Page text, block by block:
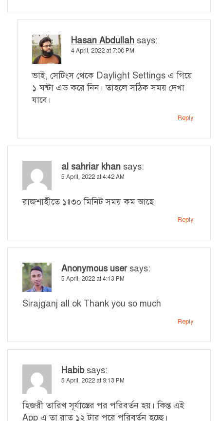
Hasan Abdullah says:
4 April, 2022 at 7:08 PM
ভাই, সেটিংস থেকে Daylight Settings এ গিয়ে
১ ঘন্টা এড করে নিন। তাহলে সঠিক সময় দেখা
যাবে।
Reply
al sahriar khan says:
5 April, 2022 at 4:42 AM
রাজশাহীতে ১ঃ৩০ মিনিট সময় কম আছে
Reply
Anonymous user says:
5 April, 2022 at 4:13 PM
Sirajganj all ok Thank you so much
Reply
Habib says:
5 April, 2022 at 9:13 PM
হিজরী তারিখ সূর্যাস্তের পর পরিবর্তন হয়। কিন্ত এই
App এ তা রাত ১২ টার পরে পরিবর্তন হচ্ছে।